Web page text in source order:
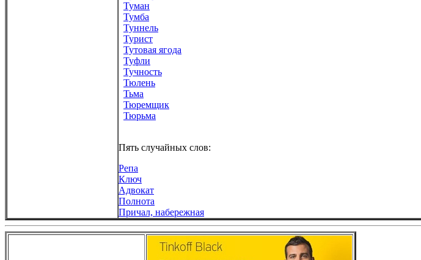
Туман
Тумба
Туннель
Турист
Тутовая ягода
Туфли
Тучность
Тюлень
Тьма
Тюремщик
Тюрьма
Пять случайных слов:
Репа
Ключ
Адвокат
Полнота
Причал, набережная